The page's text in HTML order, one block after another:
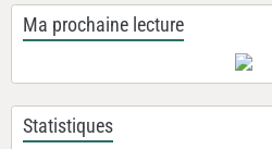
Ma prochaine lecture
Statistiques